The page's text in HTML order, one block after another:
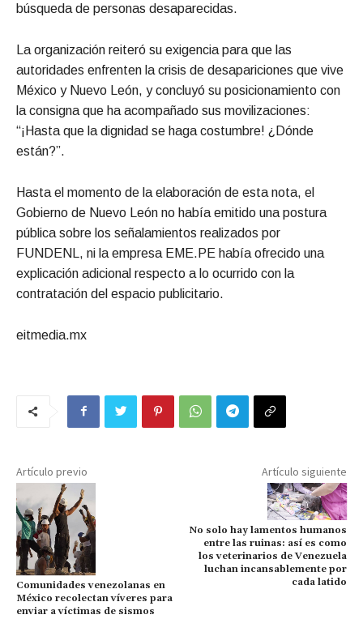
búsqueda de personas desaparecidas.
La organización reiteró su exigencia para que las
autoridades enfrenten la crisis de desapariciones que vive
México y Nuevo León, y concluyó su posicionamiento con
la consigna que ha acompañado sus movilizaciones:
“¡Hasta que la dignidad se haga costumbre! ¿Dónde
están?”.
Hasta el momento de la elaboración de esta nota, el
Gobierno de Nuevo León no había emitido una postura
pública sobre los señalamientos realizados por
FUNDENL, ni la empresa EME.PE había ofrecido una
explicación adicional respecto a lo ocurrido con la
contratación del espacio publicitario.
eitmedia.mx
Artículo previo
Comunidades venezolanas en
México recolectan víveres para
enviar a víctimas de sismos
Artículo siguiente
No solo hay lamentos humanos
entre las ruinas: así es como
los veterinarios de Venezuela
luchan incansablemente por
cada latido